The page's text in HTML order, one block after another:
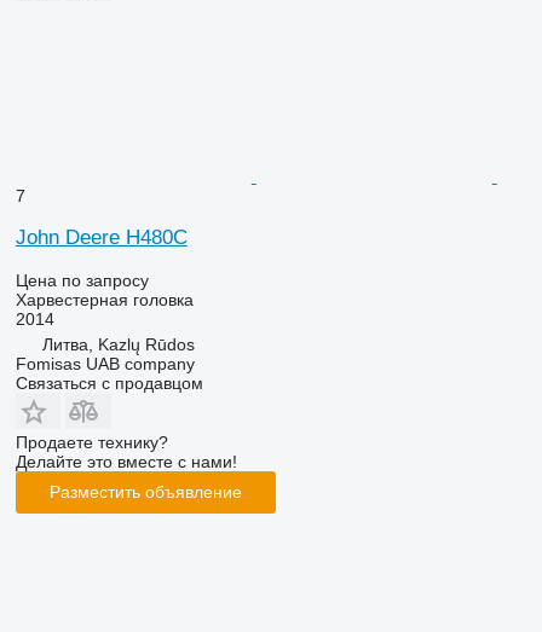
7
John Deere H480C
Цена по запросу
Харвестерная головка
2014
Литва, Kazlų Rūdos
Fomisas UAB company
Связаться с продавцом
Продаете технику?
Делайте это вместе с нами!
Разместить объявление